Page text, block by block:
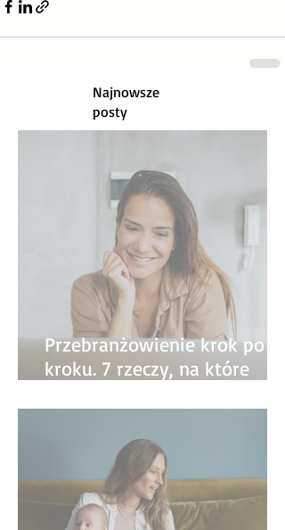
Najnowsze
posty
Przebranżowienie krok po
kroku. 7 rzeczy, na które